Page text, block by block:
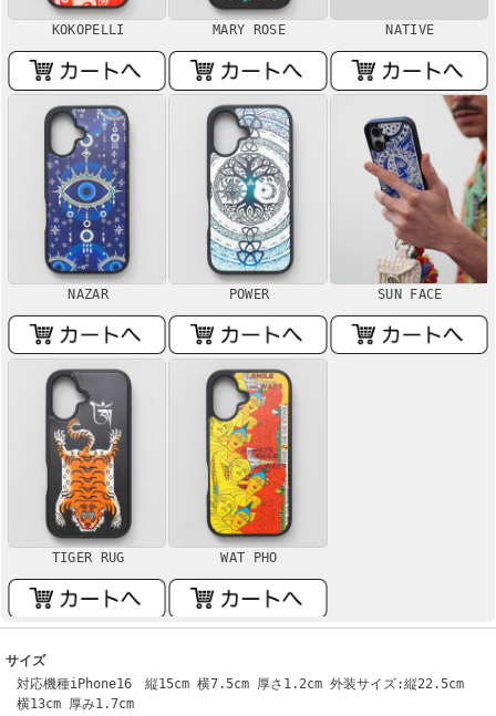
KOKOPELLI MARY ROSE NATIVE
NAZAR POWER SUN FACE
TIGER RUG WAT PHO
サイズ
対応機種iPhone16 縦15cm 横7.5cm 厚さ1.2cm 外装サイズ:縦22.5cm
横13cm 厚み1.7cm